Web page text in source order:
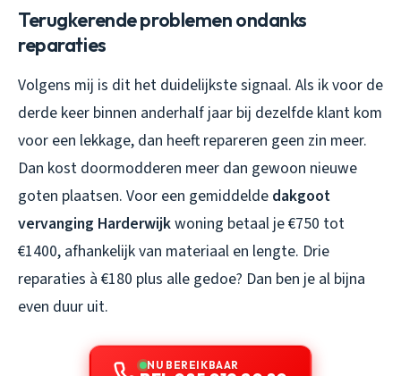
Terugkerende problemen ondanks
reparaties
Volgens mij is dit het duidelijkste signaal. Als ik voor de
derde keer binnen anderhalf jaar bij dezelfde klant kom
voor een lekkage, dan heeft repareren geen zin meer.
Dan kost doormodderen meer dan gewoon nieuwe
goten plaatsen. Voor een gemiddelde dakgoot
vervanging Harderwijkwoning betaal je €750 tot
€1400, afhankelijk van materiaal en lengte. Drie
reparaties à €180 plus alle gedoe? Dan ben je al bijna
even duur uit.
NU BEREIKBAAR